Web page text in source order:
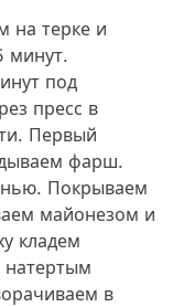
на терке и
минут.
под
пресс в
Первый
фарш.
Покрываем
майонезом и
кладем
в